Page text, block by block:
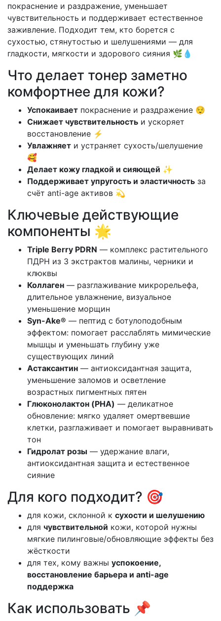
покраснение и раздражение, уменьшает
чувствительность и поддерживает естественное
заживление. Подходит тем, кто борется с
сухостью, стянутостью и шелушениями — для
гладкости, мягкости и здорового сияния 🌿💧
Что делает тонер заметно
комфортнее для кожи?
Успокаивает покраснение и раздражение 😌
Снижает чувствительность и ускоряет
восстановление ⚡
Увлажняет и устраняет сухость/шелушение
🥰
Делает кожу гладкой и сияющей ✨
Поддерживает упругость и эластичность за
счёт anti-age активов 💫
Ключевые действующие
компоненты 🌟
Triple Berry PDRN — комплекс растительного
ПДРН из 3 экстрактов малины, черники и
клюквы
Коллаген — разглаживание микрорельефа,
длительное увлажнение, визуальное
уменьшение морщин
Syn-Ake® — пептид с ботулоподобным
эффектом: помогает расслаблять мимические
мышцы и уменьшать глубину уже
существующих линий
Астаксантин — антиоксидантная защита,
уменьшение заломов и осветление
возрастных пигментных пятен
Глюконолактон (PHA) — деликатное
обновление: мягко удаляет омертвевшие
клетки, разглаживает и помогает выравнивать
тон
Гидролат розы — удержание влаги,
антиоксидантная защита и естественное
сияние
Для кого подходит? 🎯
для кожи, склонной к сухости и шелушению
для чувствительной кожи, которой нужны
мягкие пилинговые/обновляющие эффекты без
жёсткости
для тех, кому важны успокоение,
восстановление барьера и anti-age
поддержка
Как использовать 📌